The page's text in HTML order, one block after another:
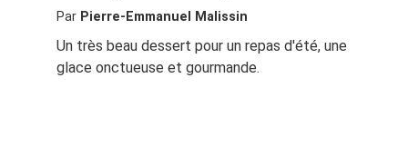
Par Pierre-Emmanuel Malissin
Un très beau dessert pour un repas d'été, une
glace onctueuse et gourmande.